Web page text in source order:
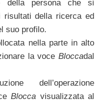
della persona che si
risultati della ricerca ed
suo profilo.
nella parte in alto
la voce Bloccadal
dell’operazione
Blocca visualizzata al